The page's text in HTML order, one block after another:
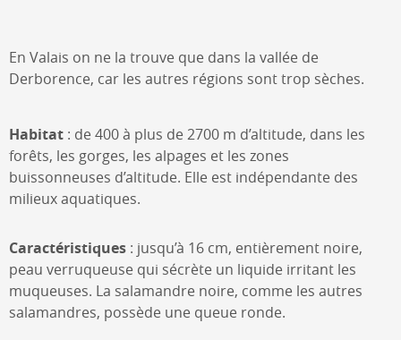
En Valais on ne la trouve que dans la vallée de
Derborence, car les autres régions sont trop sèches.
Habitat : de 400 à plus de 2700 m d’altitude, dans les
forêts, les gorges, les alpages et les zones
buissonneuses d’altitude. Elle est indépendante des
milieux aquatiques.
Caractéristiques : jusqu’à 16 cm, entièrement noire,
peau verruqueuse qui sécrète un liquide irritant les
muqueuses. La salamandre noire, comme les autres
salamandres, possède une queue ronde.